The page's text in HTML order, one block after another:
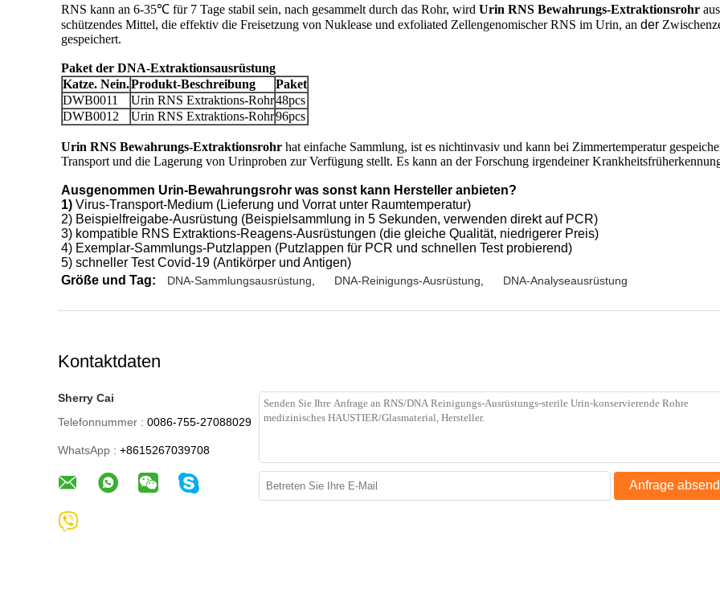
RNS kann an 6-35℃ für 7 Tage stabil sein, nach gesammelt durch das Rohr, wird Urin RNS Bewahrungs-Extraktionsrohr
schützendes Mittel, die effektiv die Freisetzung von Nuklease und exfoliated Zellengenomischer RNS im Urin, an der
gespeichert.
Paket der DNA-Extraktionsausrüstung
Katze. Nein.Produkt-Beschreibung
Paket
DWB0011
Urin RNS Extraktions-Rohr48pcs
DWB0012
Urin RNS Extraktions-Rohr96pcs
Urin RNS Bewahrungs-Extraktionsrohr hat einfache Sammlung, ist es nichtinvasiv und kann bei Zimmertemperatur
Transport und die Lagerung von Urinproben zur Verfügung stellt. Es kann an der Forschung irgendeiner
Ausgenommen Urin-Bewahrungsrohr was sonst kann Hersteller anbieten?
1) Virus-Transport-Medium (Lieferung und Vorrat unter Raumtemperatur)
2) Beispielfreigabe-Ausrüstung (Beispielsammlung in 5 Sekunden, verwenden direkt auf PCR)
3) kompatible RNS Extraktions-Reagens-Ausrüstungen (die gleiche Qualität, niedrigerer Preis)
4) Exemplar-Sammlungs-Putzlappen (Putzlappen für PCR und schnellen Test probierend)
5) schneller Test Covid-19 (Antikörper und Antigen)
Größe und Tag:
DNA-Sammlungsausrüstung DNA-Reinigungs-Ausrüstung DNA-Analyseausrüstung
Kontaktdaten
Sherry Cai
Telefonnummer : 0086-755-27088029
WhatsApp : +8615267039708
Anfrage